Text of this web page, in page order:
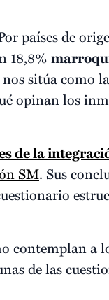
países de
18,8%
nos sitúa como
opinan los
de la
SM. Sus
contemplan a
de las